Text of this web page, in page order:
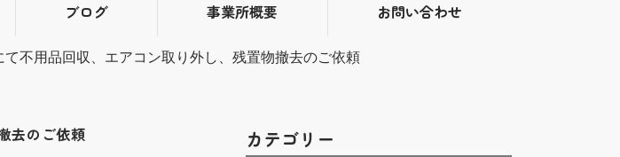
ブログ 事業所概要 お問い合わせ
不用品回収、エアコン取り外し、残置物撤去のご依頼
去のご依頼 カテゴリー